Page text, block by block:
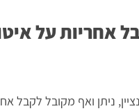
אחריות על
ניתן ואף מקובל לקבל